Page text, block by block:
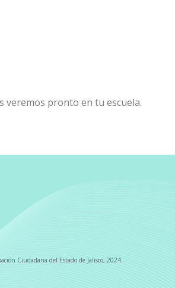
veremos pronto en tu escuela.
Ciudadana del Estado de Jalisco, 2024.